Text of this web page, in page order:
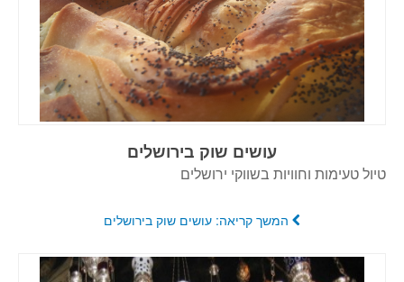
עושים שוק בירושלים
טיול טעימות וחוויות בשווקי ירושלים
המשך קריאה: עושים שוק בירושלים